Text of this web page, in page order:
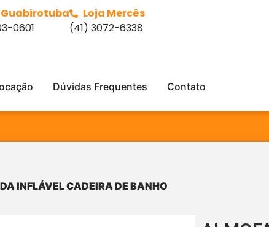
Guabirotuba
0601
Loja Mercês
(41) 3072-6338
Dúvidas Frequentes Contato
INFLÁVEL CADEIRA DE BANHO